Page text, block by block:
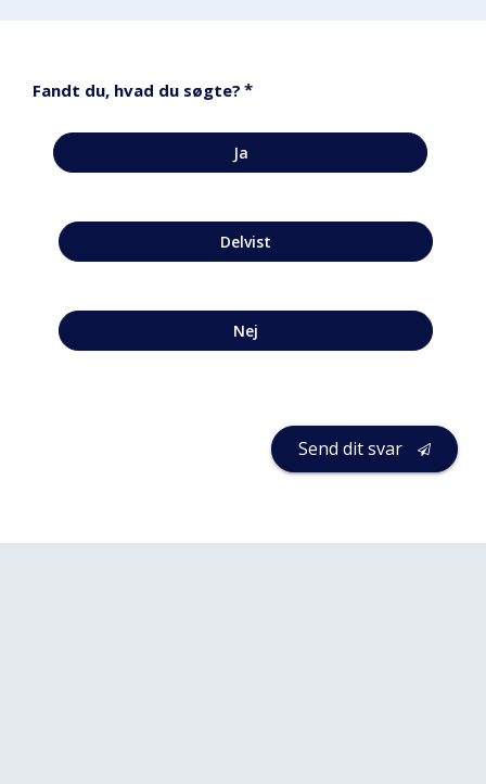
Fandt du, hvad du søgte? *
Ja
Delvist
Nej
Send dit svar